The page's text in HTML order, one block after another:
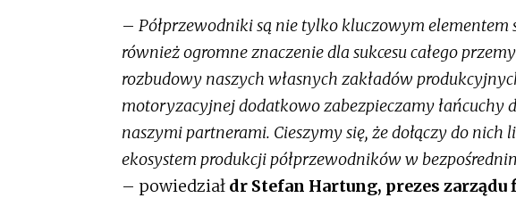
– Półprzewodniki są nie tylko kluczowym elementem
również ogromne znaczenie dla sukcesu całego
rozbudowy naszych własnych zakładów
motoryzacyjnej dodatkowo zabezpieczamy łańcuchy
naszymi partnerami. Cieszymy się, że dołączy do
ekosystem produkcji półprzewodników w
– powiedział dr Stefan Hartung, prezes